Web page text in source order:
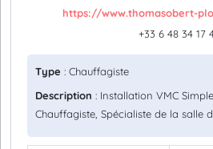
https://www.thomasobert-
+33 6 48 34 17
Type : Chauffagiste
Description : Installation VMC
Chauffagiste, Spécialiste de la salle